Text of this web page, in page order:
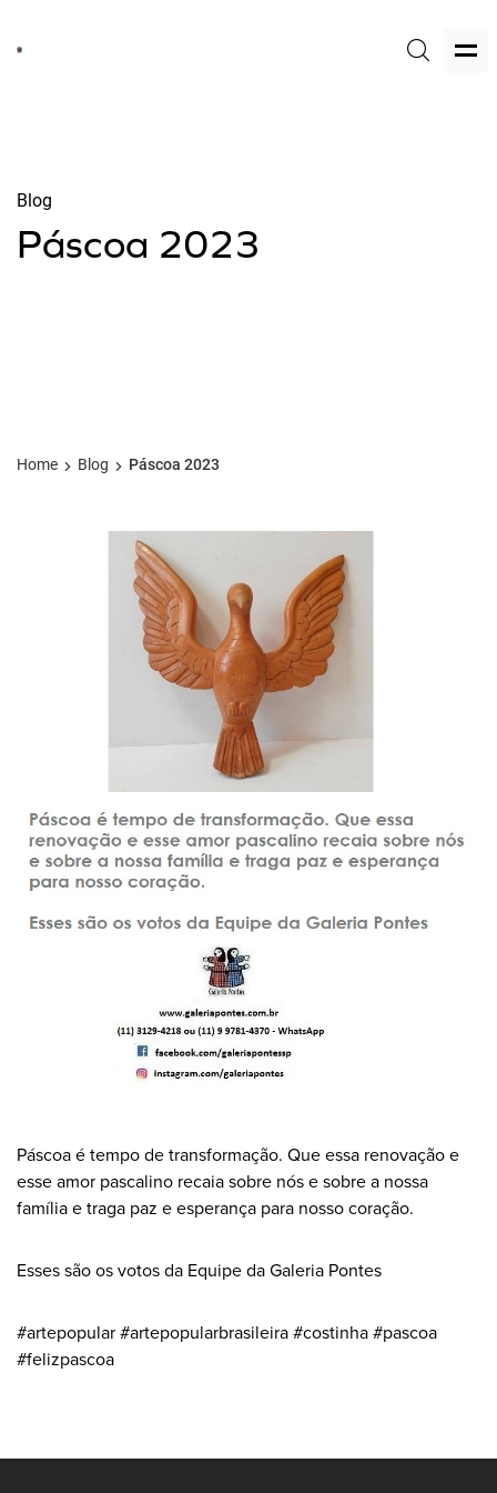
Blog
Páscoa 2023
Home Blog Páscoa 2023
Páscoa é tempo de transformação. Que essa renovação e
esse amor pascalino recaia sobre nós e sobre a nossa
família e traga paz e esperança para nosso coração.
Esses são os votos da Equipe da Galeria Pontes
#artepopular #artepopularbrasileira #costinha #pascoa
#felizpascoa